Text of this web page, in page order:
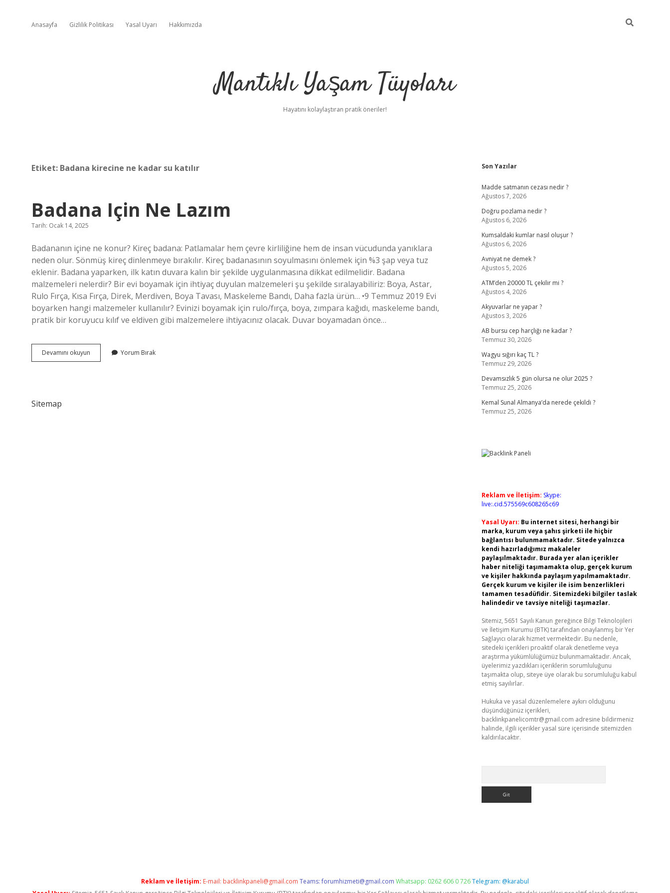
Anasayfa Gizlilik Politikası Yasal Uyarı Hakkımızda
Mantıklı Yaşam Tüyoları
Hayatını kolaylaştıran pratik öneriler!
Etiket: Badana kirecine ne kadar su katılır
Badana Için Ne Lazım
Tarih: Ocak 14, 2025
Badananın içine ne konur? Kireç badana: Patlamalar hem çevre kirliliğine hem de insan vücudunda yanıklara
neden olur. Sönmüş kireç dinlenmeye bırakılır. Kireç badanasının soyulmasını önlemek için %3 şap veya tuz
eklenir. Badana yaparken, ilk katın duvara kalın bir şekilde uygulanmasına dikkat edilmelidir. Badana
malzemeleri nelerdir? Bir evi boyamak için ihtiyaç duyulan malzemeleri şu şekilde sıralayabiliriz: Boya, Astar,
Rulo Fırça, Kısa Fırça, Direk, Merdiven, Boya Tavası, Maskeleme Bandı, Daha fazla ürün… •9 Temmuz 2019 Evi
boyarken hangi malzemeler kullanılır? Evinizi boyamak için rulo/fırça, boya, zımpara kağıdı, maskeleme bandı,
pratik bir koruyucu kılıf ve eldiven gibi malzemelere ihtiyacınız olacak. Duvar boyamadan önce…
Devamını okuyun
Için
Yorum Bırak
Sitemap
Sidebar
Son Yazılar
Madde satmanın cezası nedir ?
Ağustos 7, 2026
Doğru pozlama nedir ?
Ağustos 6, 2026
Kumsaldaki kumlar nasıl oluşur ?
Ağustos 6, 2026
Avniyat ne demek ?
Ağustos 5, 2026
ATM’den 20000 TL çekilir mi ?
Ağustos 4, 2026
Akyuvarlar ne yapar ?
Ağustos 3, 2026
AB bursu cep harçlığı ne kadar ?
Temmuz 30, 2026
Wagyu sığırı kaç TL ?
Temmuz 29, 2026
Devamsızlık 5 gün olursa ne olur 2025 ?
Temmuz 25, 2026
Kemal Sunal Almanya’da nerede çekildi ?
Temmuz 25, 2026
Reklam ve İletişim: Skype:
live:.cid.575569c608265c69
Yasal Uyarı: Bu internet sitesi, herhangi bir
marka, kurum veya şahıs şirketi ile hiçbir
bağlantısı bulunmamaktadır. Sitede yalnızca
kendi hazırladığımız makaleler
paylaşılmaktadır. Burada yer alan içerikler
haber niteliği taşımamakta olup, gerçek kurum
ve kişiler hakkında paylaşım yapılmamaktadır.
Gerçek kurum ve kişiler ile isim benzerlikleri
tamamen tesadüfidir. Sitemizdeki bilgiler taslak
halindedir ve tavsiye niteliği taşımazlar.
Sitemiz, 5651 Sayılı Kanun gereğince Bilgi Teknolojileri
ve İletişim Kurumu (BTK) tarafından onaylanmış bir Yer
Sağlayıcı olarak hizmet vermektedir. Bu nedenle,
sitedeki içerikleri proaktif olarak denetleme veya
araştırma yükümlülüğümüz bulunmamaktadır. Ancak,
üyelerimiz yazdıkları içeriklerin sorumluluğunu
taşımakta olup, siteye üye olarak bu sorumluluğu kabul
etmiş sayılırlar.
Hukuka ve yasal düzenlemelere aykırı olduğunu
düşündüğünüz içerikleri,
backlinkpanelicomtr@gmail.com adresine bildirmeniz
halinde, ilgili içerikler yasal süre içerisinde sitemizden
kaldırılacaktır.
Reklam ve İletişim: E-mail: backlinkpaneli@gmail.com Teams:forumhizmeti@gmail.com Whatsapp: 0262 606 0 726Telegram: @karabul